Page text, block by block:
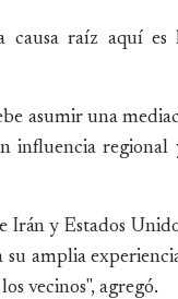
causa raíz aquí es
asumir una
influencia regional
Irán y Estados
su amplia
vecinos", agregó.